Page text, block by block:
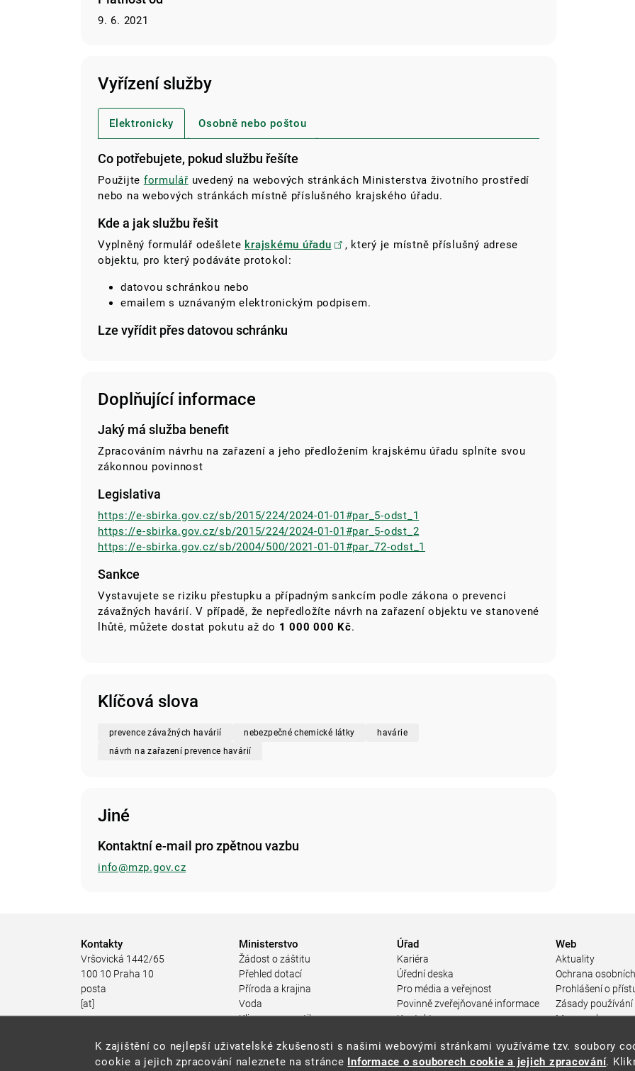
9. 6. 2021
Vyřízení služby
Elektronicky Osobně nebo poštou
Co potřebujete, pokud službu řešíte
Použijte formulář uvedený na webových stránkách Ministerstva životního prostředí
nebo na webových stránkách místně příslušného krajského úřadu.
Kde a jak službu řešit
Vyplněný formulář odešlete krajskému úřadu
, který je místně příslušný adrese
objektu, pro který podáváte protokol:
datovou schránkou nebo
emailem s uznávaným elektronickým podpisem.
Lze vyřídit přes datovou schránku
Doplňující informace
Jaký má služba benefit
Zpracováním návrhu na zařazení a jeho předložením krajskému úřadu splníte svou
zákonnou povinnost
Legislativa
https://e-sbirka.gov.cz/sb/2015/224/2024-01-01#par_5-odst_1
https://e-sbirka.gov.cz/sb/2015/224/2024-01-01#par_5-odst_2
https://e-sbirka.gov.cz/sb/2004/500/2021-01-01#par_72-odst_1
Sankce
Vystavujete se riziku přestupku a případným sankcím podle zákona o prevenci
závažných havárií. V případě, že nepředložíte návrh na zařazení objektu ve stanovené
lhůtě, můžete dostat pokutu až do 1 000 000 Kč.
Klíčová slova
prevence závažných havárií nebezpečné chemické látky
havárie
návrh na zařazení prevence havárií
Jiné
Kontaktní e-mail pro zpětnou vazbu
info@mzp.gov.cz
Kontakty
Vršovická 1442/65
100 10 Praha 10
posta
[at]
mzp.gov.cz
+420 267 121 111
Ministerstvo
Žádost o záštitu
Přehled dotací
Příroda a krajina
Voda
Klima a energetika
Odpadové hospodářství
Rizika pro životní prostředí
Úřad
Kariéra
Úřední deska
Pro média a veřejnost
Povinně zveřejňované informace
Kontakty
(PDF, 204 kB)
Web
Aktuality
Ochrana
Prohlášení o
Zásady používání
Mapa webu
K zajištění co nejlepší uživatelské zkušenosti s našimi webovými stránkami využíváme tzv. soubory
cookie a jejich zpracování naleznete na stránce Informace o souborech cookie a jejich zpracování.